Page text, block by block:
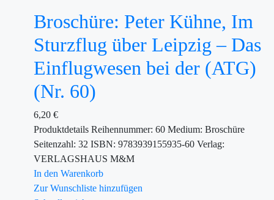
Broschüre: Peter Kühne, Im
Sturzflug über Leipzig – Das
Einflugwesen bei der (ATG)
(Nr. 60)
6,20 €
Produktdetails Reihennummer: 60 Medium: Broschüre
Seitenzahl: 32 ISBN: 9783939155935-60 Verlag:
VERLAGSHAUS M&M
In den Warenkorb
Zur Wunschliste hinzufügen